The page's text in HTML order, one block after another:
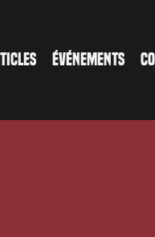
ÉVÉNEMENTS